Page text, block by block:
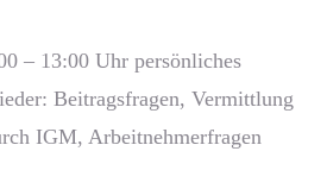
– 13:00 Uhr persönliches
Beitragsfragen, Vermittlung
IGM, Arbeitnehmerfragen